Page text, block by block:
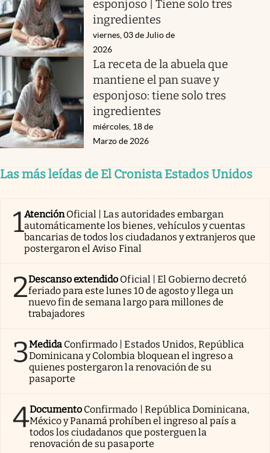
esponjoso | Tiene solo tres
ingredientes
viernes, 03 de Julio de
2026
La receta de la abuela que
mantiene el pan suave y
esponjoso: tiene solo tres
ingredientes
miércoles, 18 de
Marzo de 2026
Las más leídas de El Cronista Estados Unidos
1AtenciónOficial | Las autoridades embargan
automáticamente los bienes, vehículos y cuentas
bancarias de todos los ciudadanos y extranjeros que
postergaron el Aviso Final
2Descanso extendido Oficial | El Gobierno decretó
feriado para este lunes 10 de agosto y llega un
nuevo fin de semana largo para millones de
trabajadores
3Medida Confirmado | Estados Unidos, República
Dominicana y Colombia bloquean el ingreso a
quienes postergaron la renovación de su
pasaporte
4Documento Confirmado | República Dominicana,
México y Panamá prohíben el ingreso al país a
todos los ciudadanos que posterguen la
renovación de su pasaporte